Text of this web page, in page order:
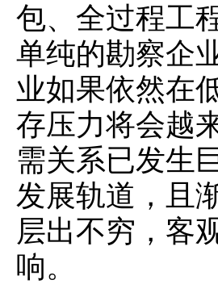
包、全过程工
单纯的勘察企
业如果依然在
存压力将会越
需关系已发生
发展轨道，且
层出不穷，客
响。